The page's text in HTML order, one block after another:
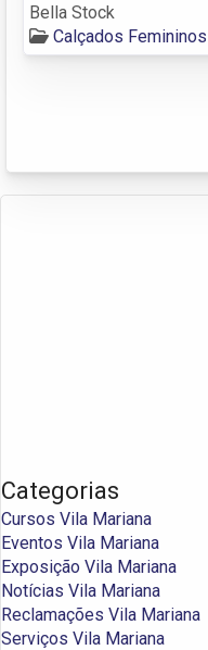
Bella Stock
Calçados
Categorias
Cursos Vila Mariana
Eventos Vila Mariana
Exposição Vila Mariana
Notícias Vila Mariana
Reclamações Vila Mariana
Serviços Vila Mariana